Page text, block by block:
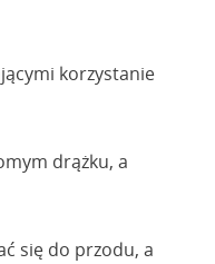
korzystanie
drążku, a
się do przodu, a